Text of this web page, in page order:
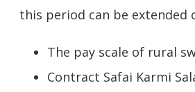
this period can be extended
The pay scale of rural
Contract Safai Karmi